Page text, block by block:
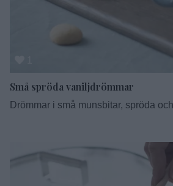
Små spröda vaniljdrömmar
Drömmar i små munsbitar, spröda